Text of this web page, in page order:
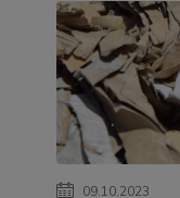
09.10.2023